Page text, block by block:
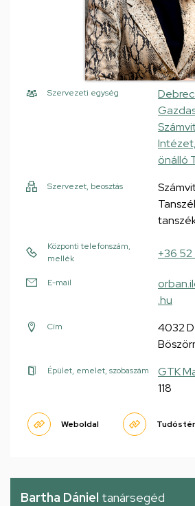
Szervezeti egység
önálló
Szervezet, beosztás
Központi telefonszám,
mellék
+36
E-mail
.hu
Cím
4032
Épület, emelet, szobaszám GTK
118
Weboldal
Bartha Dániel tanársegéd